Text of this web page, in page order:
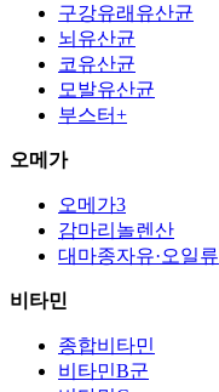
구강유래유산균
뇌유산균
코유산균
모발유산균
부스터+
오메가
오메가3
감마리놀렌산
대마종자유·오일류
비타민
종합비타민
비타민B군